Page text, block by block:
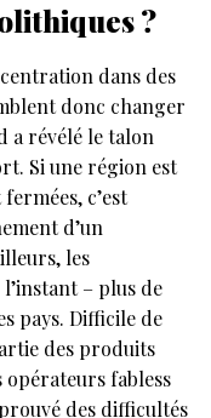
?
dans des
donc changer
a révélé le talon
Si une région est
c’est
d’un
les
– plus de
pays. Difficile de
des produits
opérateurs fabless
des difficultés